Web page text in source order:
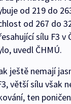
od 219 do
od 267 do
sílu F3 v
uvedl ČHMÚ.
ještě nemají
větší sílu však
ten